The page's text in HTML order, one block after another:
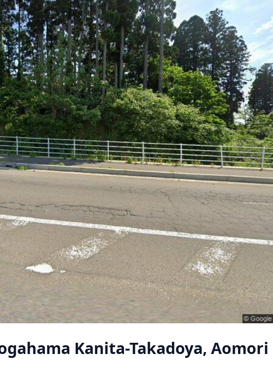
Kanita-Takadoya, Aomori